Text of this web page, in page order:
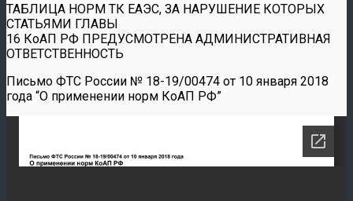
ТАБЛИЦА НОРМ ТК ЕАЭС, ЗА НАРУШЕНИЕ КОТОРЫХ
СТАТЬЯМИ ГЛАВЫ
16 КоАП РФ ПРЕДУСМОТРЕНА АДМИНИСТРАТИВНАЯ
ОТВЕТСТВЕННОСТЬ
Письмо ФТС России № 18-19/00474 от 10 января 2018
года “О применении норм КоАП РФ”